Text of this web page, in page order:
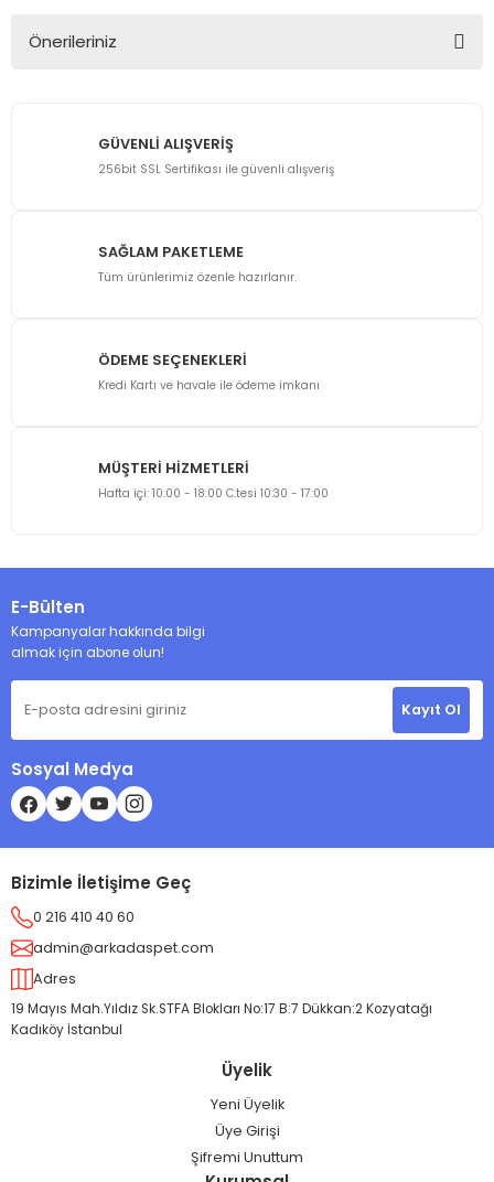
Önerileriniz
kullanarak tarafımıza iletebilirsiniz.
Görüş ve önerileriniz için teşekkür ederiz.
Ürün açıklamasında eksik bilgiler bulunuyor.
Ürün bilgilerinde hatalar bulunuyor.
GÜVENLİ ALIŞVERİŞ
256bit SSL Sertifikası ile güvenli alışveriş
SAĞLAM PAKETLEME
Tüm ürünlerimiz özenle hazırlanır.
ÖDEME SEÇENEKLERİ
Kredi Kartı ve havale ile ödeme imkanı
MÜŞTERİ HİZMETLERİ
Hafta içi: 10:00 - 18:00 C.tesi 10:30 - 17:00
E-Bülten
Kampanyalar hakkında bilgi
almak için abone olun!
Kayıt Ol
Sosyal Medya
Bizimle İletişime Geç
0 216 410 40 60
admin@arkadaspet.com
Adres
19 Mayıs Mah.Yıldız Sk.STFA Blokları No:17 B:7 Dükkan:2 Kozyatağı
Kadıköy İstanbul
Üyelik
Yeni Üyelik
Üye Girişi
Şifremi Unuttum